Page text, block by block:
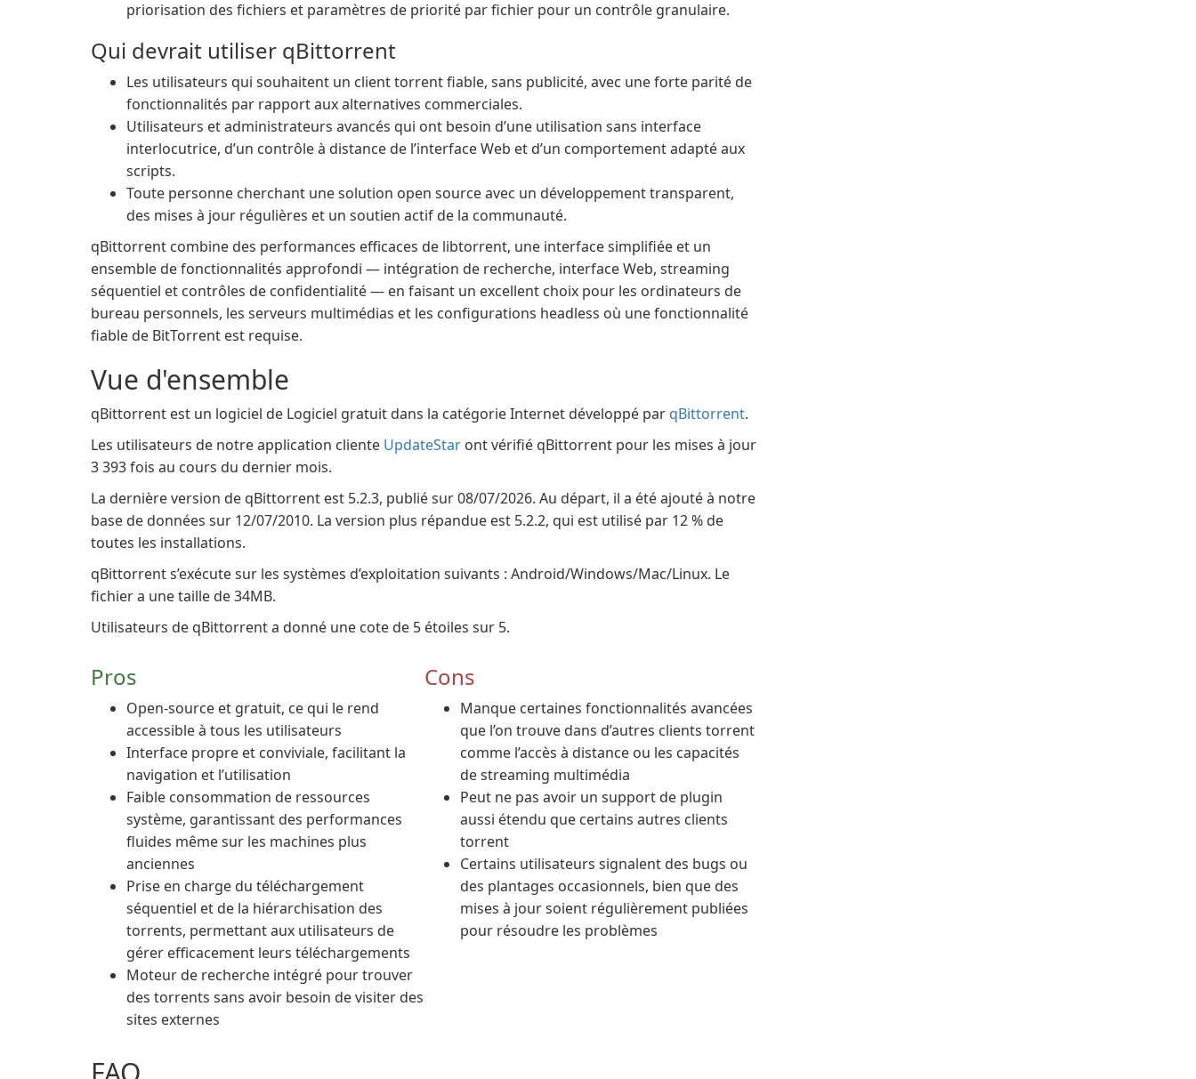
priorisation des fichiers et paramètres de priorité par fichier pour un contrôle granulaire.
Qui devrait utiliser qBittorrent
Les utilisateurs qui souhaitent un client torrent fiable, sans publicité, avec une forte parité de
fonctionnalités par rapport aux alternatives commerciales.
Utilisateurs et administrateurs avancés qui ont besoin d’une utilisation sans interface
interlocutrice, d’un contrôle à distance de l’interface Web et d’un comportement adapté aux
scripts.
Toute personne cherchant une solution open source avec un développement transparent,
des mises à jour régulières et un soutien actif de la communauté.
qBittorrent combine des performances efficaces de libtorrent, une interface simplifiée et un
ensemble de fonctionnalités approfondi — intégration de recherche, interface Web, streaming
séquentiel et contrôles de confidentialité — en faisant un excellent choix pour les ordinateurs de
bureau personnels, les serveurs multimédias et les configurations headless où une fonctionnalité
fiable de BitTorrent est requise.
Vue d'ensemble
qBittorrent est un logiciel de Logiciel gratuit dans la catégorie Internet développé par qBittorrent.
Les utilisateurs de notre application cliente UpdateStar ont vérifié qBittorrent pour les mises à jour
3 393 fois au cours du dernier mois.
La dernière version de qBittorrent est 5.2.3, publié sur 08/07/2026. Au départ, il a été ajouté à notre
base de données sur 12/07/2010. La version plus répandue est 5.2.2, qui est utilisé par 12 % de
toutes les installations.
qBittorrent s’exécute sur les systèmes d’exploitation suivants : Android/Windows/Mac/Linux. Le
fichier a une taille de 34MB.
Utilisateurs de qBittorrent a donné une cote de 5 étoiles sur 5.
Pros
Open-source et gratuit, ce qui le rend
accessible à tous les utilisateurs
Interface propre et conviviale, facilitant la
navigation et l’utilisation
Faible consommation de ressources
système, garantissant des performances
fluides même sur les machines plus
anciennes
Prise en charge du téléchargement
séquentiel et de la hiérarchisation des
torrents, permettant aux utilisateurs de
gérer efficacement leurs téléchargements
Moteur de recherche intégré pour trouver
des torrents sans avoir besoin de visiter des
sites externes
Cons
Manque certaines fonctionnalités avancées
que l’on trouve dans d’autres clients torrent
comme l’accès à distance ou les capacités
de streaming multimédia
Peut ne pas avoir un support de plugin
aussi étendu que certains autres clients
torrent
Certains utilisateurs signalent des bugs ou
des plantages occasionnels, bien que des
mises à jour soient régulièrement publiées
pour résoudre les problèmes